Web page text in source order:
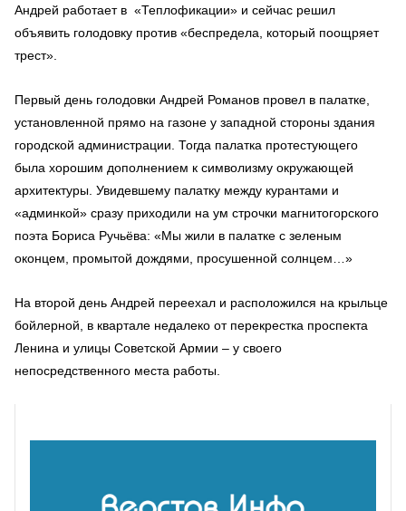
Андрей работает в «Теплофикации» и сейчас решил
объявить голодовку против «беспредела, который поощряет
трест».
Первый день голодовки Андрей Романов провел в палатке,
установленной прямо на газоне у западной стороны здания
городской администрации. Тогда палатка протестующего
была хорошим дополнением к символизму окружающей
архитектуры. Увидевшему палатку между курантами и
«админкой» сразу приходили на ум строчки магнитогорского
поэта Бориса Ручьёва: «Мы жили в палатке с зеленым
оконцем, промытой дождями, просушенной солнцем…»
На второй день Андрей переехал и расположился на крыльце
бойлерной, в квартале недалеко от перекрестка проспекта
Ленина и улицы Советской Армии – у своего
непосредственного места работы.